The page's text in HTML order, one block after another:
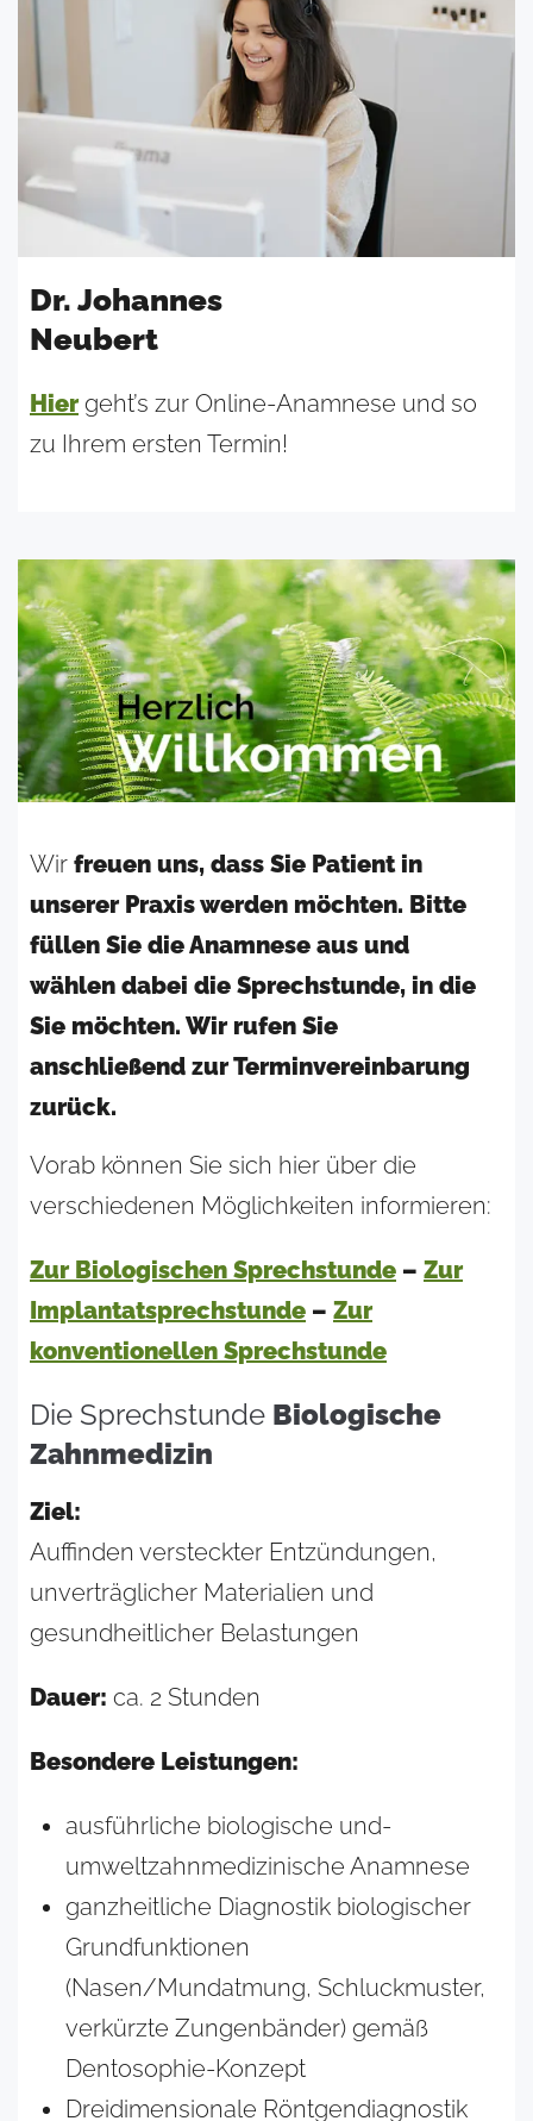
Wir freuen uns, dass Sie Patient in
unserer Praxis werden möchten. Bitte
füllen Sie die Anamnese aus und
wählen dabei die Sprechstunde, in die
Sie möchten. Wir rufen Sie
anschließend zur Terminvereinbarung
zurück.
Vorab können Sie sich hier über die
verschiedenen Möglichkeiten informieren:
Zur Biologischen Sprechstunde – Zur
Implantatsprechstunde – Zur
konventionellen Sprechstunde
Die Sprechstunde Biologische
Zahnmedizin
Ziel:
Auffinden versteckter Entzündungen,
unverträglicher Materialien und
gesundheitlicher Belastungen
Dauer: ca. 2 Stunden
Besondere Leistungen:
ausführliche biologische und-
umweltzahnmedizinische Anamnese
ganzheitliche Diagnostik biologischer
Grundfunktionen
(Nasen/Mundatmung, Schluckmuster,
verkürzte Zungenbänder) gemäß
Dentosophie-Konzept
Dreidimensionale Röntgendiagnostik
Dr. Johannes
Neubert
Hier geht’s zur Online-Anamnese und so
zu Ihrem ersten Termin!